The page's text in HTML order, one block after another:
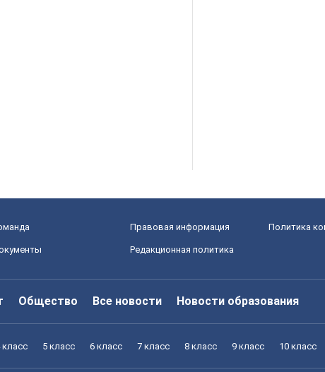
Правовая информация Политика
Редакционная политика
Общество Все новости Новости образования
класс 5 класс 6 класс 7 класс 8 класс 9 класс 10 класс